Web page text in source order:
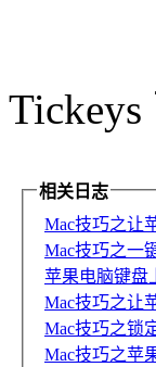
相关日志
Mac技巧之让
Mac技巧之一
苹果电脑键盘
Mac技巧之让
Mac技巧之锁
Mac技巧之苹